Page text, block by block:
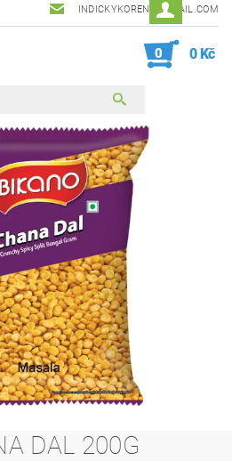
INDICKYKORENI@GMAIL.COM
0 0 Kč
DAL 200G